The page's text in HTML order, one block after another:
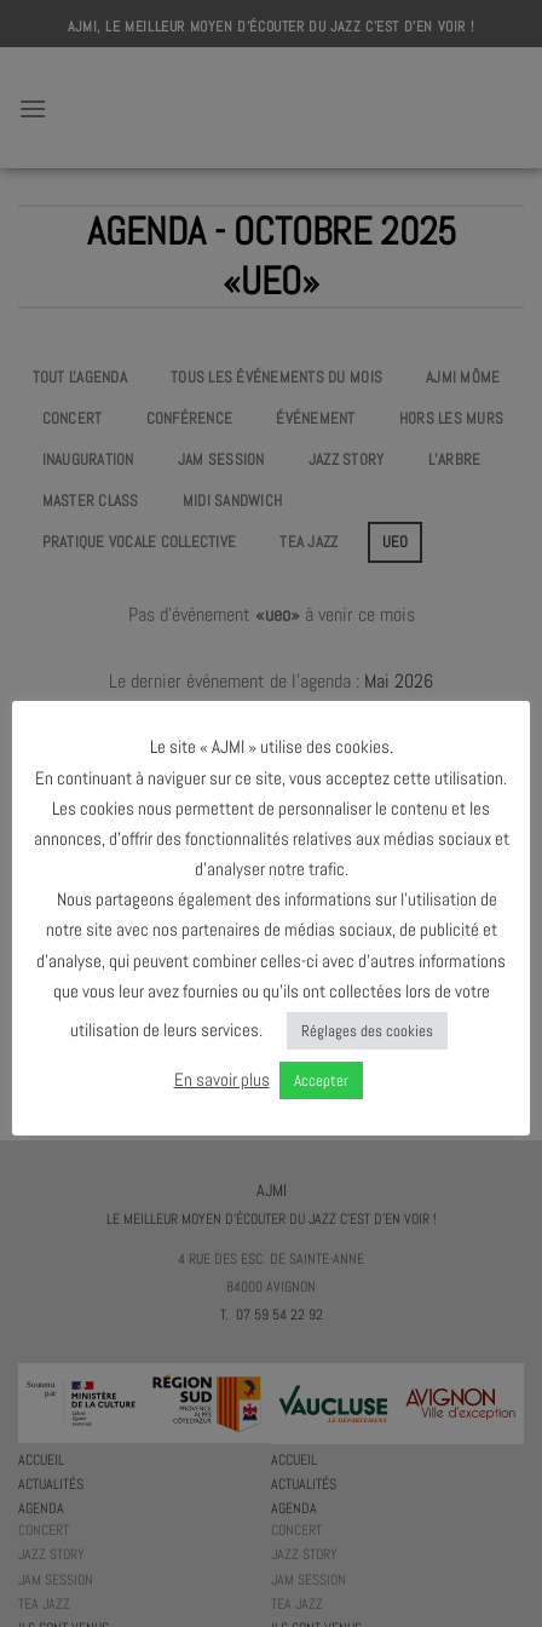
to
AJMI, LE MEILLEUR MOYEN D'ÉCOUTER DU JAZZ C'EST D'EN VOIR !
AGENDA - OCTOBRE 2025
«UEO»
TOUT L'AGENDA TOUS LES ÉVÉNEMENTS DU MOIS
AJMI MÔME
CONCERT
CONFÉRENCE ÉVÉNEMENT
HORS LES MURS
INAUGURATION
JAM SESSION JAZZ STORY
L’ARBRE
MASTER CLASS
MIDI SANDWICH
PRATIQUE VOCALE COLLECTIVE
TEA JAZZ UEO
Pas d'événement «ueo» à venir ce mois
Le dernier événement de l'agenda : Mai 2026
AVRIL 2025
AGENDA AU FORMATI CAL
TÉLÉCHARGER LE PROGRAMME
AJMI
LE MEILLEUR MOYEN D'ÉCOUTER DU JAZZ C'EST D'EN VOIR !
4 RUE DES ESC. DE SAINTE-ANNE
84000 AVIGNON
T. 07 59 54 22 92
ACCUEIL
ACTUALITÉS
AGENDA
CONCERT
JAZZ STORY
JAM SESSION
TEA JAZZ
ACCUEIL
ACTUALITÉS
AGENDA
CONCERT
JAZZ STORY
JAM SESSION
TEA JAZZ
Le site « AJMI » utilise des cookies.
En continuant à naviguer sur ce site, vous acceptez cette utilisation.
Les cookies nous permettent de personnaliser le contenu et les
annonces, d’offrir des fonctionnalités relatives aux médias sociaux et
d’analyser notre trafic.
Nous partageons également des informations sur l’utilisation de
notre site avec nos partenaires de médias sociaux, de publicité et
d’analyse, qui peuvent combiner celles-ci avec d’autres informations
que vous leur avez fournies ou qu’ils ont collectées lors de votre
utilisation de leurs services.
Réglages des cookies
En savoir plus Accepter